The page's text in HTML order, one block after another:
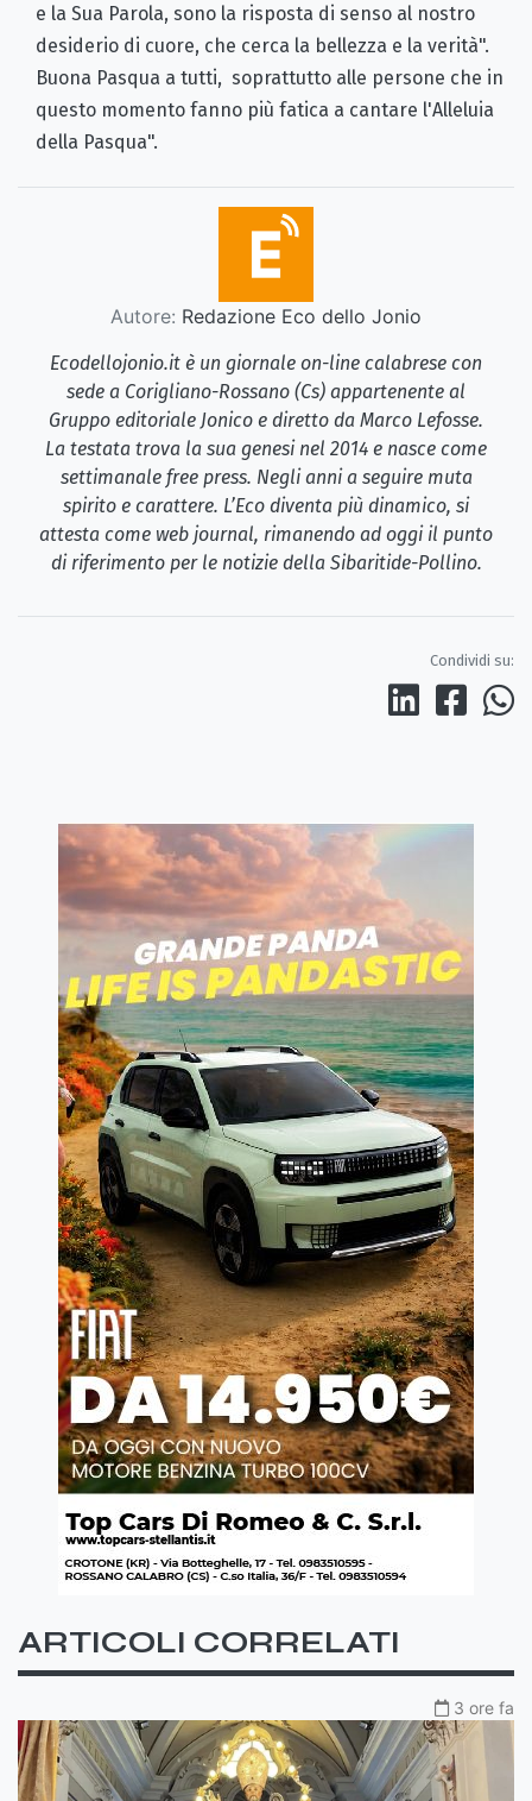
e la Sua Parola, sono la risposta di senso al nostro
desiderio di cuore, che cerca la bellezza e la verità".
Buona Pasqua a tutti, soprattutto alle persone che in
questo momento fanno più fatica a cantare l'Alleluia
della Pasqua".
Autore: Redazione Eco dello Jonio
Ecodellojonio.it è un giornale on-line calabrese con
sede a Corigliano-Rossano (Cs) appartenente al
Gruppo editoriale Jonico e diretto da Marco Lefosse.
La testata trova la sua genesi nel 2014 e nasce come
settimanale free press. Negli anni a seguire muta
spirito e carattere. L’Eco diventa più dinamico, si
attesta come web journal, rimanendo ad oggi il punto
di riferimento per le notizie della Sibaritide-Pollino.
Condividi su:
ARTICOLI CORRELATI
3 ore fa